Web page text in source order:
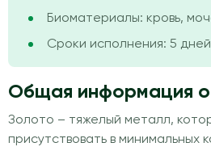
Биоматериалы: кровь,
Сроки исполнения: 5
Общая информация о
Золото – тяжелый металл,
присутствовать в минимальных